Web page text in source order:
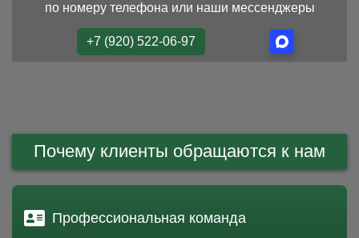
по номеру телефона или наши мессенджеры
+7 (920) 522-06-97
Почему клиенты обращаются к нам
Профессиональная команда